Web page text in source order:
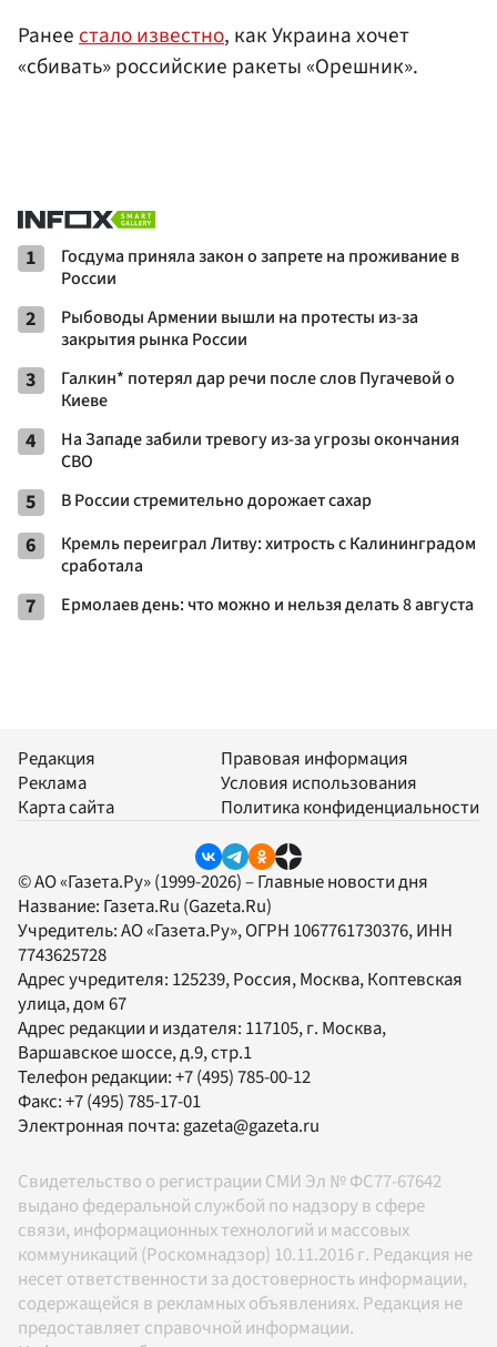
Ранеестало известно, как Украина хочет
«сбивать» российские ракеты «Орешник».
1
Госдума приняла закон о запрете на проживание в
России
2
Рыбоводы Армении вышли на протесты из-за
закрытия рынка России
3
Галкин* потерял дар речи после слов Пугачевой о
Киеве
4
На Западе забили тревогу из-за угрозы окончания
СВО
5 В России стремительно дорожает сахар
6
Кремль переиграл Литву: хитрость с Калининградом
сработала
7 Ермолаев день: что можно и нельзя делать 8 августа
Редакция
Реклама
Карта сайта
Правовая информация
Условия использования
Политика конфиденциальности
© АО «Газета.Ру» (1999-2026) – Главные новости дня
Название: Газета.Ru (Gazeta.Ru)
Учредитель:АО «Газета.Ру», ОГРН 1067761730376, ИНН
7743625728
Адрес учредителя: 125239, Россия, Москва, Коптевская
улица, дом 67
Адрес редакции и издателя: 117105, г. Москва,
Варшавское шоссе, д.9, стр.1
Телефон редакции:+7 (495) 785-00-12
Факс:+7 (495) 785-17-01
Электронная почта: gazeta@gazeta.ru
Свидетельство о регистрации СМИ Эл № ФС77-67642
выдано федеральной службой по надзору в сфере
связи, информационных технологий и массовых
коммуникаций (Роскомнадзор) 10.11.2016 г. Редакция не
несет ответственности за достоверность информации,
содержащейся в рекламных объявлениях. Редакция не
предоставляет справочной информации.